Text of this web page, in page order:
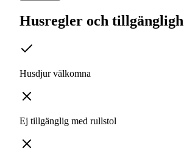
Husregler och
Husdjur välkomna
Ej tillgänglig med rullstol